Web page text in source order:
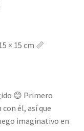
× 15 cm 📏
😊 Primero
él, así que
imaginativo en